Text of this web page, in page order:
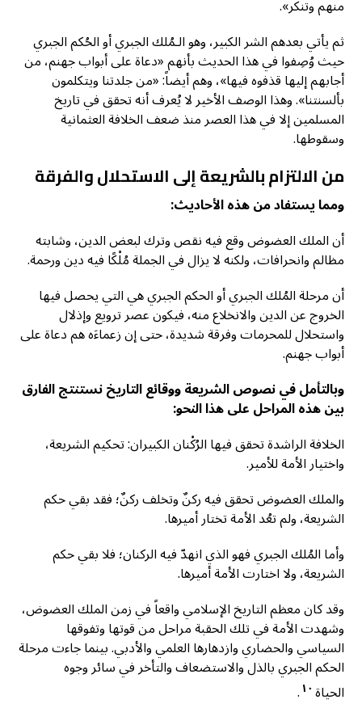
منهم وتنكر».
ثم يأتي بعدهم الشر الكبير، وهو الـمُلك الجبري أو الحُكم الجبري
حيث وُصِفوا في هذا الحديث بأنهم «دعاة على أبواب جهنم، من
أجابهم إليها قذفوه فيها»، وهم أيضاً: «من جلدتنا ويتكلمون
بألسنتنا». وهذا الوصف الأخير لا يُعرف أنه تحقق في تاريخ
المسلمين إلا في هذا العصر منذ ضعف الخلافة العثمانية
وسقوطها.
من الالتزام بالشريعة إلى الاستحلال والفرقة
ومما يستفاد من هذه الأحاديث:
أن الملك العضوض وقع فيه نقص وترك لبعض الدين، وشابته
مظالم وانحرافات، ولكنه لا يزال في الجملة مُلْكًا فيه دين ورحمة.
أن مرحلة المُلك الجبري أو الحكم الجبري هي التي يحصل فيها
الخروج عن الدين والانخلاع منه، فيكون عصر ترويع وإذلال
واستحلال للمحرمات وفرقة شديدة، حتى إن زعماءَه هم دعاة على
أبواب جهنم.
وبالتأمل في نصوص الشريعة ووقائع التاريخ نستنتج الفارق
بين هذه المراحل على هذا النحو:
الخلافة الراشدة تحقق فيها الرُكْنان الكبيران: تحكيم الشريعة،
واختيار الأمة للأمير.
والملك العضوض تحقق فيه ركنٌ وتخلف ركنٌ؛ فقد بقي حكم
الشريعة، ولم تعُد الأمة تختار أميرها.
وأما المُلك الجبري فهو الذي انهدّ فيه الركنان؛ فلا بقي حكم
الشريعة، ولا اختارت الأمة أميرها.
وقد كان معظم التاريخ الإسلامي واقعاً في زمن الملك العضوض،
وشهدت الأمة في تلك الحقبة مراحل من قوتها وتفوقها
السياسي والحضاري وازدهارها العلمي والأدبي. بينما جاءت مرحلة
الحكم الجبري بالذل والاستضعاف والتأخر في سائر وجوه
الحياة١٠.